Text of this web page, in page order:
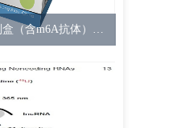
RNA甲基化免疫共沉淀试剂盒（含m6A抗体）（MeRIP Kit，12T）